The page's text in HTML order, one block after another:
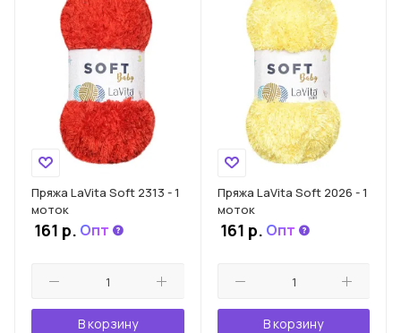
Пряжа LaVita Soft 2313 - 1
моток
161 р. Опт
В корзину
Пряжа LaVita Soft 2026 - 1
моток
161 р. Опт
В корзину